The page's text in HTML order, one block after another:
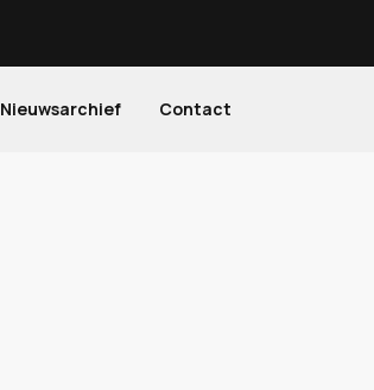
Nieuwsarchief Contact